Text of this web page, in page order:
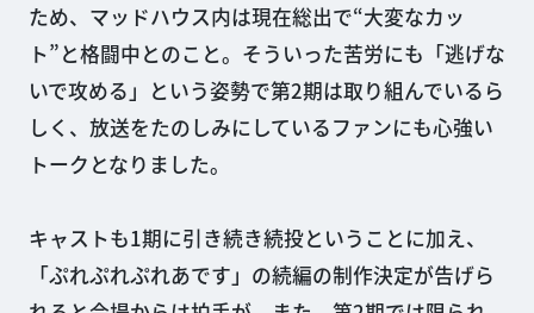
ため、マッドハウス内は現在総出で“大変なカッ
ト”と格闘中とのこと。そういった苦労にも「逃げな
いで攻める」という姿勢で第2期は取り組んでいるら
しく、放送をたのしみにしているファンにも心強い
トークとなりました。
キャストも1期に引き続き続投ということに加え、
「ぷれぷれぷれあです」の続編の制作決定が告げら